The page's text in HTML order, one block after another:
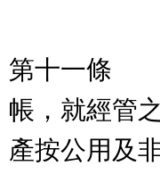
第十一條
帳，就經管
產按公用及